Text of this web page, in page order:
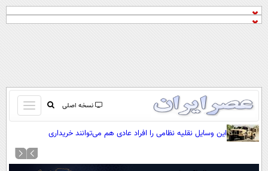
نسخه اصلی
باز
و
کردن
صفحه اول
آرشیو
این وسایل نقلیه نظامی را افراد عادی هم می‌توانند خریداری